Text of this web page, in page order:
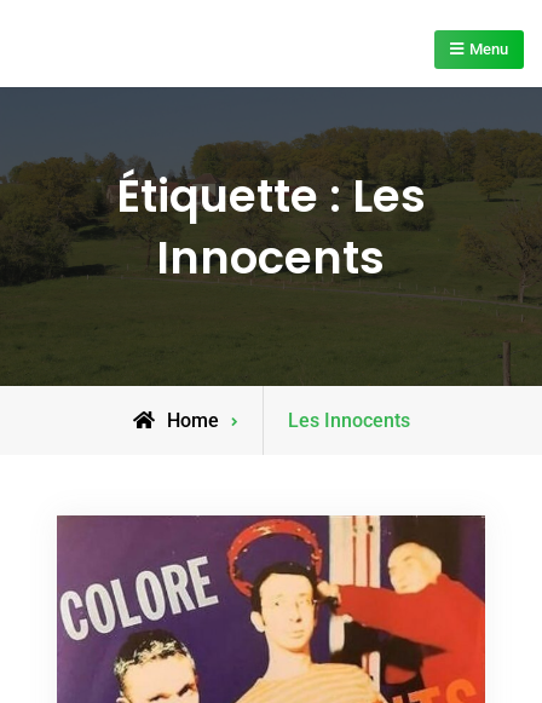
Menu
Étiquette :Les
Innocents
Home
Posts
Les Innocents